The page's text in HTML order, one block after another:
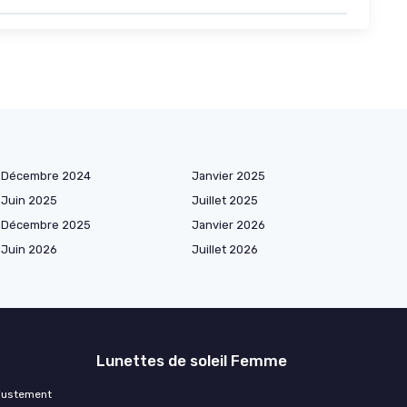
Décembre 2024
Janvier 2025
Juin 2025
Juillet 2025
Décembre 2025
Janvier 2026
Juin 2026
Juillet 2026
Lunettes de soleil Femme